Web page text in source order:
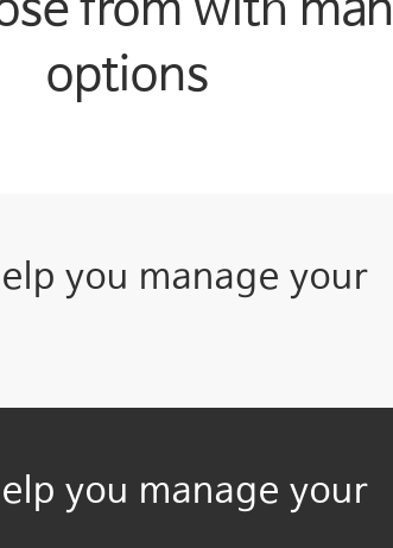
options
you manage your
you manage your